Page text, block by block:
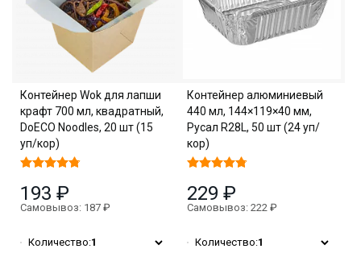
Контейнер Wok для лапши
крафт 700 мл, квадратный,
DoECO Noodles, 20 шт (15
уп/кор)
193 ₽
Самовывоз: 187 ₽
Количество:1
Контейнер алюминиевый
440 мл, 144×119×40 мм,
Русал R28L, 50 шт (24 уп/
кор)
229 ₽
Самовывоз: 222 ₽
Количество:1